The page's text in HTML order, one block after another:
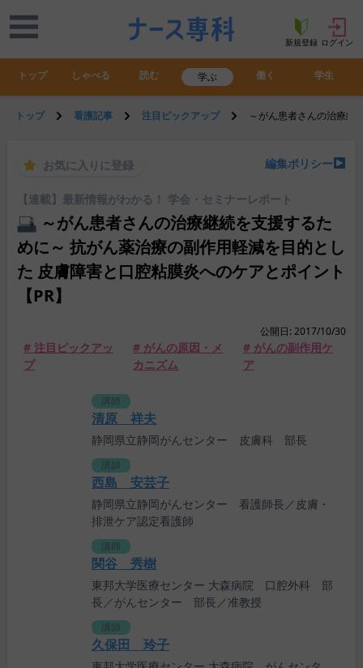
新規登録 ログイン
トップ しゃべる 読む 学ぶ 働く 学生
トップ 看護記事 注目ピックアップ ～がん患者さんの治療継
お気に入りに登録 編集ポリシー
【連載】最新情報がわかる！ 学会・セミナーレポート
～がん患者さんの治療継続を支援するた
めに～ 抗がん薬治療の副作用軽減を目的とし
た 皮膚障害と口腔粘膜炎へのケアとポイント
【PR】
公開日: 2017/10/30
# 注目ピックアッ
プ
# がんの原因・メ
カニズム
# がんの副作用ケ
ア
講師
清原 祥夫
静岡県立静岡がんセンター 皮膚科 部長
講師
西島 安芸子
静岡県立静岡がんセンター 看護師長／皮膚・
排泄ケア認定看護師
講師
関谷 秀樹
東邦大学医療センター 大森病院 口腔外科 部
長／がんセンター 部長／准教授
講師
久保田 玲子